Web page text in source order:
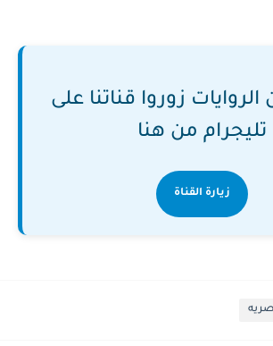
زوروا قناتنا على
تليجرام من هنا
زيارة القناة